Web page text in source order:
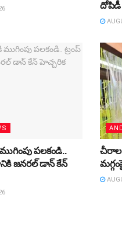
దోపిడీ
పలకండి..
జనరల్‌ డాన్‌ కేన్‌
చీరాల